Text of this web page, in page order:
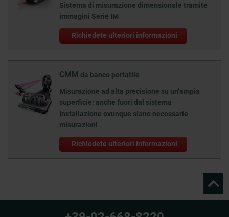
Sistema di misurazione dimensionale tramite
immagini Serie IM
Richiedete ulteriori informazioni
CMM da banco portatile
Misurazione ad alta precisione su un’ampia
superficie; anche fuori dal sistema
Installazione ovunque siano necessarie
misurazioni
Richiedete ulteriori informazioni